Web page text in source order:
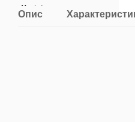
Опис